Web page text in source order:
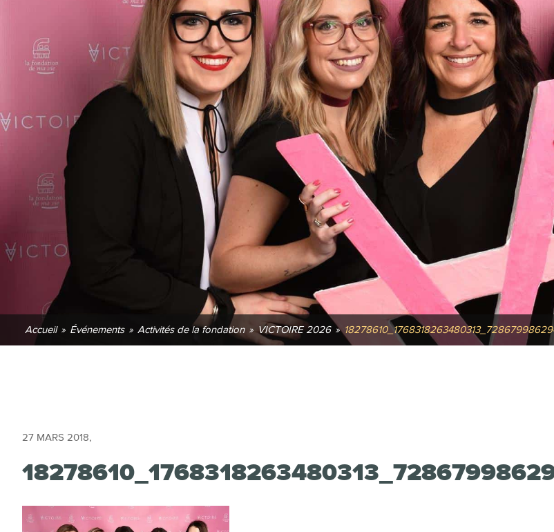
Accueil » Événements » Activités de la fondation » VICTOIRE 2026 »
27 MARS 2018,